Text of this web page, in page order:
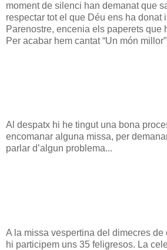
moment de silenci han demanat que
respectar tot el que Déu ens ha donat
Parenostre, encenia els paperets que
Per acabar hem cantat “Un món
Al despatx hi he tingut una bona
encomanar alguna missa, per
parlar d’algun problema...
A la missa vespertina del dimecres de
hi participem uns 35 feligresos. La